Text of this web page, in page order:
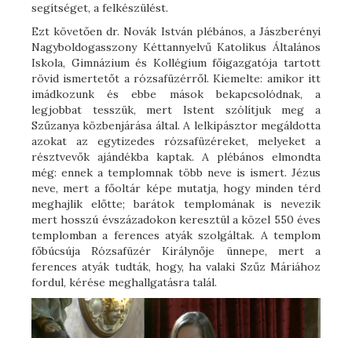
segítséget, a felkészülést.
Ezt követően dr. Novák István plébános, a Jászberényi
Nagyboldogasszony Kéttannyelvű Katolikus Általános
Iskola, Gimnázium és Kollégium főigazgatója tartott
rövid ismertetőt a rózsafüzérről. Kiemelte: amikor itt
imádkozunk és ebbe mások bekapcsolódnak, a
legjobbat tesszük, mert Istent szólítjuk meg a
Szűzanya közbenjárása által. A lelkipásztor megáldotta
azokat az egytizedes rózsafüzéreket, melyeket a
résztvevők ajándékba kaptak. A plébános elmondta
még: ennek a templomnak több neve is ismert. Jézus
neve, mert a főoltár képe mutatja, hogy minden térd
meghajlik előtte; barátok templomának is nevezik
mert hosszú évszázadokon keresztül a közel 550 éves
templomban a ferences atyák szolgáltak. A templom
főbúcsúja Rózsafüzér Királynője ünnepe, mert a
ferences atyák tudták, hogy, ha valaki Szűz Máriához
fordul, kérése meghallgatásra talál.